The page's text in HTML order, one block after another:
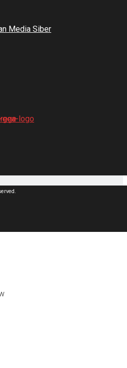
Media Siber